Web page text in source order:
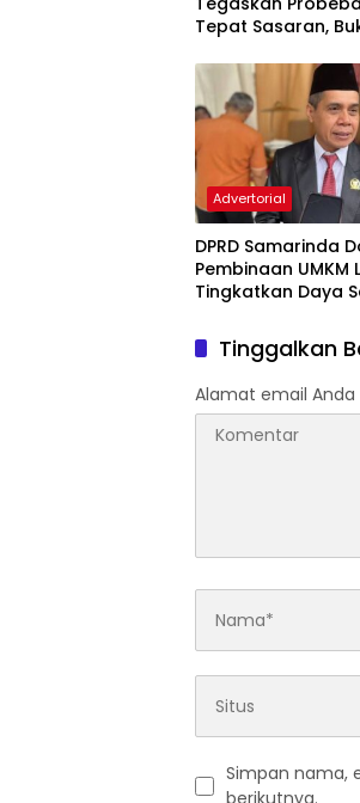
Tepat Sasaran,
Advertorial
DPRD Samarinda
Pembinaan UMKM
Tingkatkan Daya
Tinggalkan
Alamat email Anda
Simpan nama,